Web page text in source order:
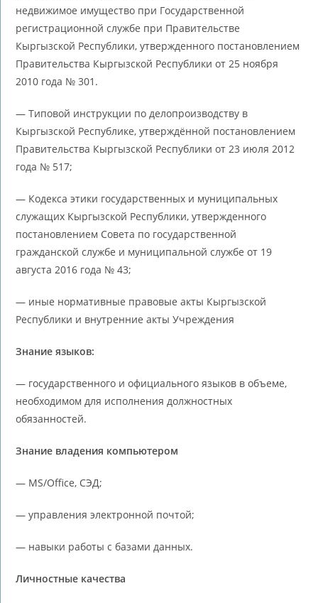
недвижимое имущество при Государственной
регистрационной службе при Правительстве
Кыргызской Республики, утвержденного постановлением
Правительства Кыргызской Республики от 25 ноября
2010 года № 301.
— Типовой инструкции по делопроизводству в
Кыргызской Республике, утверждённой постановлением
Правительства Кыргызской Республики от 23 июля 2012
года № 517;
— Кодекса этики государственных и муниципальных
служащих Кыргызской Республики, утвержденного
постановлением Совета по государственной
гражданской службе и муниципальной службе от 19
августа 2016 года № 43;
— иные нормативные правовые акты Кыргызской
Республики и внутренние акты Учреждения
Знание языков:
— государственного и официального языков в объеме,
необходимом для исполнения должностных
обязанностей.
Знание владения компьютером
— MS/Office, СЭД;
— управления электронной почтой;
— навыки работы с базами данных.
Личностные качества